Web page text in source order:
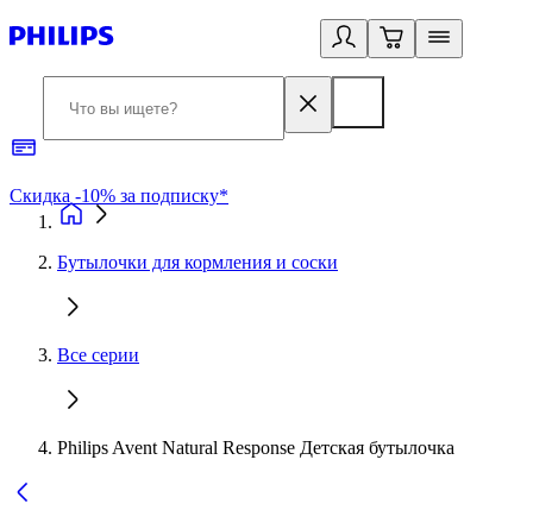
Скидка -10% за подписку*
Бутылочки для кормления и соски
Все серии
Philips Avent Natural Response Детская бутылочка